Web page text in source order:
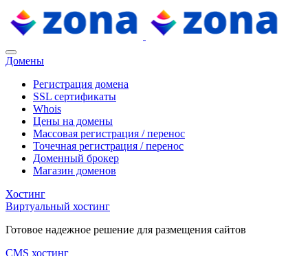
Домены
Регистрация домена
SSL сертификаты
Whois
Цены на домены
Массовая регистрация / перенос
Точечная регистрация / перенос
Доменный брокер
Магазин доменов
Хостинг
Виртуальный хостинг
Готовое надежное решение для размещения сайтов
CMS хостинг